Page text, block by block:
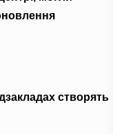
створять